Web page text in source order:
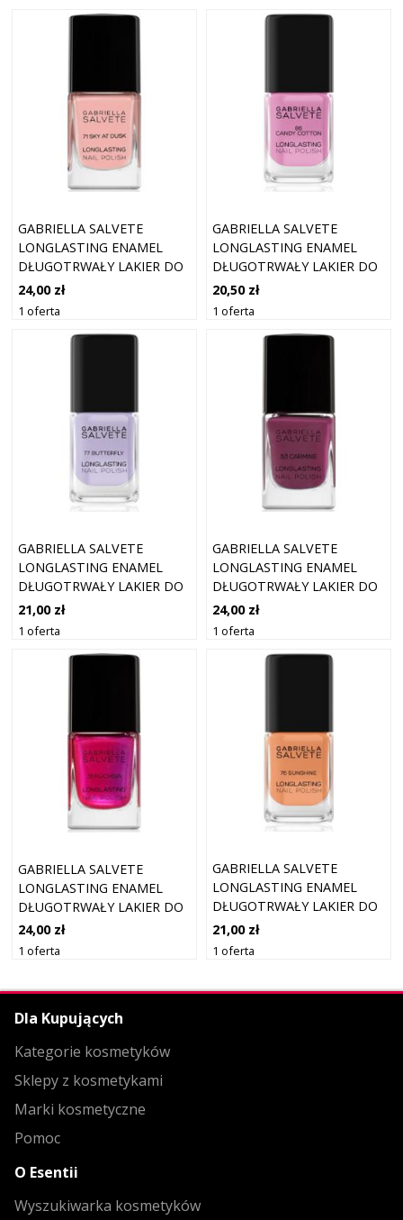
GABRIELLA SALVETE
LONGLASTING ENAMEL
DŁUGOTRWAŁY LAKIER DO
PAZNOKCI Z WYSOKIM
POŁYSKIEM ODCIEŃ 71 SKY
24,00 zł
1 oferta
GABRIELLA SALVETE
LONGLASTING ENAMEL
DŁUGOTRWAŁY LAKIER DO
PAZNOKCI Z WYSOKIM
POŁYSKIEM ODCIEŃ 86
20,50 zł
1 oferta
GABRIELLA SALVETE
LONGLASTING ENAMEL
DŁUGOTRWAŁY LAKIER DO
PAZNOKCI Z WYSOKIM
POŁYSKIEM ODCIEŃ 77
21,00 zł
1 oferta
GABRIELLA SALVETE
LONGLASTING ENAMEL
DŁUGOTRWAŁY LAKIER DO
PAZNOKCI Z WYSOKIM
POŁYSKIEM ODCIEŃ 53
24,00 zł
1 oferta
GABRIELLA SALVETE
LONGLASTING ENAMEL
DŁUGOTRWAŁY LAKIER DO
PAZNOKCI Z PERŁOWYM
BLASKIEM ODCIEŃ 31
24,00 zł
1 oferta
GABRIELLA SALVETE
LONGLASTING ENAMEL
DŁUGOTRWAŁY LAKIER DO
PAZNOKCI Z WYSOKIM
POŁYSKIEM ODCIEŃ 76
21,00 zł
1 oferta
Dla Kupujących
Kategorie kosmetyków
Sklepy z kosmetykami
Marki kosmetyczne
Pomoc
O Esentii
Wyszukiwarka kosmetyków